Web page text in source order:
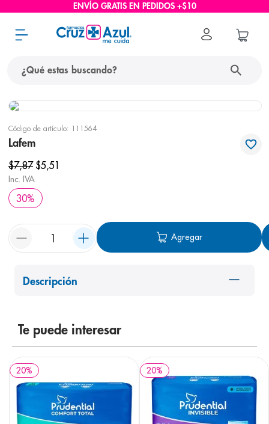
ENVÍO GRATIS EN PEDIDOS +$10
Código de artículo: 111564
Lafem
$7,87 $5,51
Inc. IVA
30%
Agregar
Descripción
Te puede interesar
20% 20%
términos más buscados
3.
4. cerave
shampoo
8. pediasure
prueba embarazo